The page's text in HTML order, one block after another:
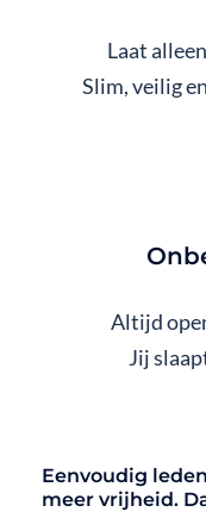
Laat
Slim, veilig
Altijd
Jij
Eenvoudig
meer vrijheid.